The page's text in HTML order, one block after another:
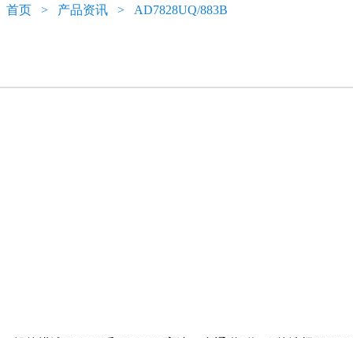
首页 > 产品资讯 > AD7828UQ/883B